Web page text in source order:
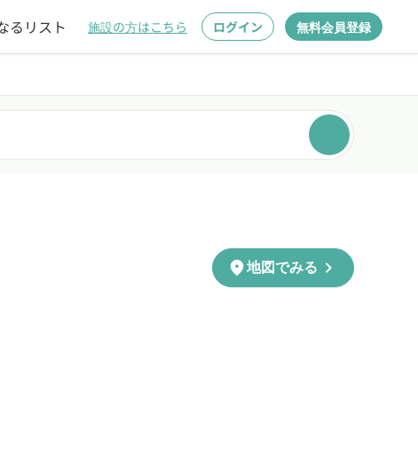
るリスト 施設の方はこちら ログイン 無料会員登録
location_on地図でみる chevron_right